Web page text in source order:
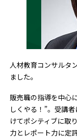
人材教育コンサルタ
ました。
販売職の指導を中心
しくやる！”。受講
けてポシティブに取
力とレポート力に定